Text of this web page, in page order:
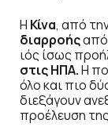
Η Κίνα, από
διαρροήςαπό
ιός ίσως
στις ΗΠΑ.Η
όλο και πιο
διεξάγουν
προέλευση